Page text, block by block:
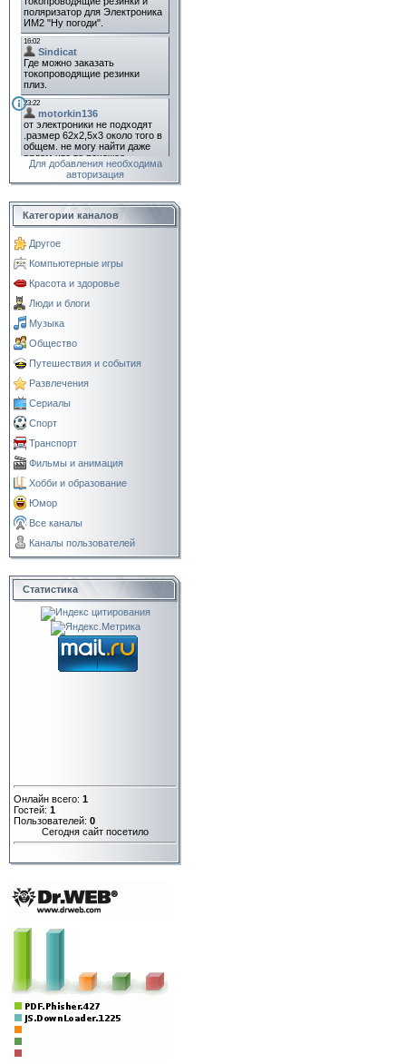
Для добавления необходима
авторизация
Категории каналов
Другое
Компьютерные игры
Красота и здоровье
Люди и блоги
Музыка
Общество
Путешествия и события
Развлечения
Сериалы
Спорт
Транспорт
Фильмы и анимация
Хобби и образование
Юмор
Все каналы
Каналы пользователей
Статистика
Онлайн всего: 1
Гостей: 1
Пользователей: 0
Сегодня сайт посетило